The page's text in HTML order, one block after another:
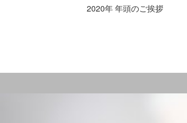
2020年 年頭のご挨拶